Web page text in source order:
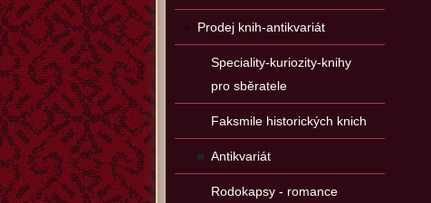
Prodej knih-antikvariát
Speciality-kuriozity-knihy
pro sběratele
Faksmile historických knich
Antikvariát
Rodokapsy - romance